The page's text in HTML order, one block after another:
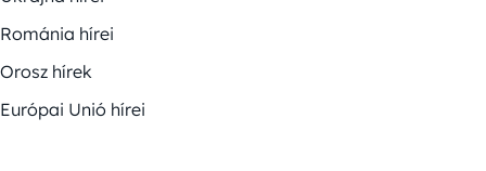
Románia hírei
Orosz hírek
Európai Unió hírei